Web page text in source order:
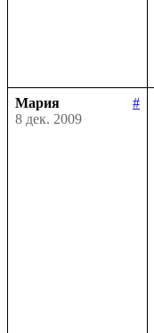
Мария
#
8 дек. 2009